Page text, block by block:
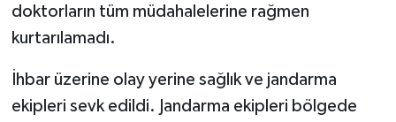
doktorların tüm müdahalelerine rağmen
kurtarılamadı.
İhbar üzerine olay yerine sağlık ve jandarma
ekipleri sevk edildi. Jandarma ekipleri bölgede